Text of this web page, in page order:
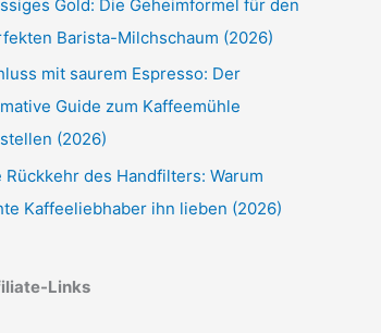
Gold: Die Geheimformel für den
Barista-Milchschaum (2026)
mit saurem Espresso: Der
Guide zum Kaffeemühle
(2026)
Rückkehr des Handfilters: Warum
Kaffeeliebhaber ihn lieben (2026)
Links